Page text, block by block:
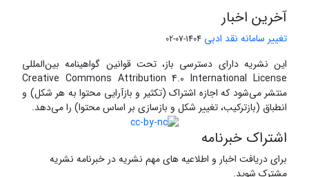
آخرین اخبار
تغییر سامانه نقد ادبی 1404-07-02
این نشریه دارای دسترسی باز، تحت قوانین گواهینامه بین‌المللی
Creative Commons Attribution 4.0 International License
منتشر می‌شود که اجازه اشتراک (تکثیر و بازآرایی محتوا به هر شکل) و
انطباق (بازترکیب، تغییر شکل و بازسازی بر اساس محتوا) را می‌دهد.
اشتراک خبرنامه
برای دریافت اخبار و اطلاعیه های مهم نشریه در خبرنامه نشریه
مشترک شوید.